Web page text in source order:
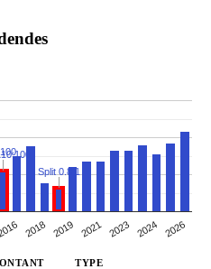
2018 2019 2021 2023 2024 2026
Split 0.8:1
TYPE